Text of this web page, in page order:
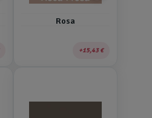
Rosa
15,43 €